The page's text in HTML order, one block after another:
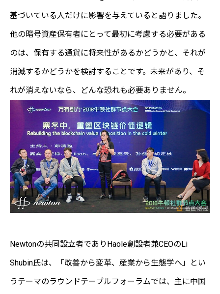
基づいている人だけに影響を与えていると語りました。
他の暗号資産保有者にとって最初に考慮する必要がある
のは、保有する通貨に将来性があるかどうかと、それが
消滅するかどうかを検討することです。未来があり、そ
れが消えないなら、どんな恐れも必要ありません。
Newtonの共同設立者でありHaole創設者兼CEOのLi
Shubin氏は、「改善から変革、産業から生態学へ」とい
うテーマのラウンドテーブルフォーラムでは、主に中国